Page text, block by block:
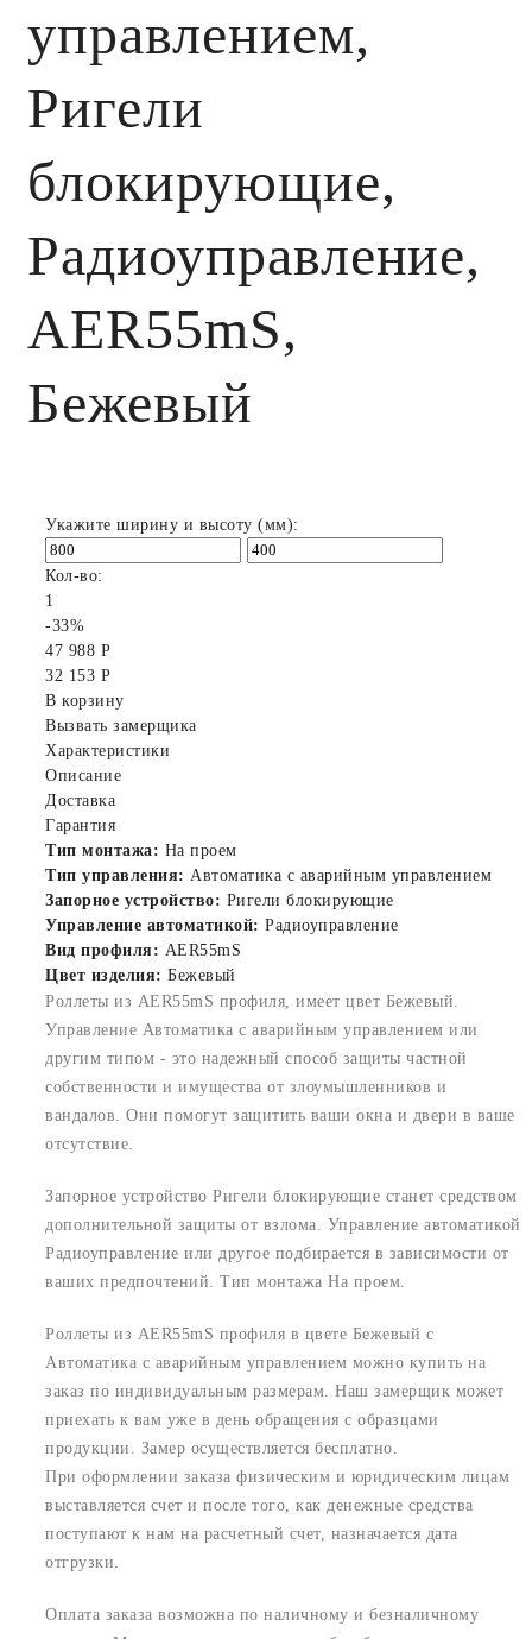
управлением,
Ригели
блокирующие,
Радиоуправление,
AER55mS,
Бежевый
Укажите ширину и высоту (мм):
Кол-во:
1
-33%
47 988 Р
32 153 Р
В корзину
Вызвать замерщика
Характеристики
Описание
Доставка
Гарантия
Тип монтажа: На проем
Тип управления: Автоматика с аварийным управлением
Запорное устройство: Ригели блокирующие
Управление автоматикой: Радиоуправление
Вид профиля: AER55mS
Цвет изделия: Бежевый
Роллеты из AER55mS профиля, имеет цвет Бежевый.
Управление Автоматика с аварийным управлением или
другим типом - это надежный способ защиты частной
собственности и имущества от злоумышленников и
вандалов. Они помогут защитить ваши окна и двери в ваше
отсутствие.
Запорное устройство Ригели блокирующие станет средством
дополнительной защиты от взлома. Управление автоматикой
Радиоуправление или другое подбирается в зависимости от
ваших предпочтений. Тип монтажа На проем.
Роллеты из AER55mS профиля в цвете Бежевый с
Автоматика с аварийным управлением можно купить на
заказ по индивидуальным размерам. Наш замерщик может
приехать к вам уже в день обращения с образцами
продукции. Замер осуществляется бесплатно.
При оформлении заказа физическим и юридическим лицам
выставляется счет и после того, как денежные средства
поступают к нам на расчетный счет, назначается дата
отгрузки.
Оплата заказа возможна по наличному и безналичному